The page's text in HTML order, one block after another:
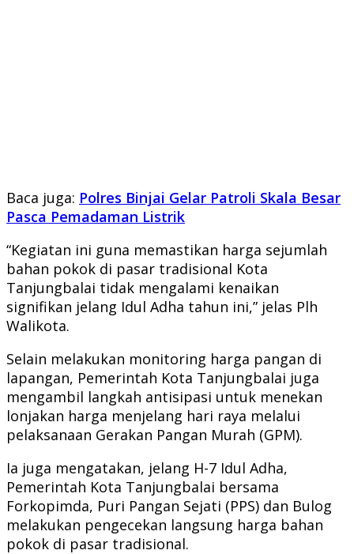
Baca juga: Polres Binjai Gelar Patroli Skala Besar
Pasca Pemadaman Listrik
“Kegiatan ini guna memastikan harga sejumlah
bahan pokok di pasar tradisional Kota
Tanjungbalai tidak mengalami kenaikan
signifikan jelang Idul Adha tahun ini,” jelas Plh
Walikota.
Selain melakukan monitoring harga pangan di
lapangan, Pemerintah Kota Tanjungbalai juga
mengambil langkah antisipasi untuk menekan
lonjakan harga menjelang hari raya melalui
pelaksanaan Gerakan Pangan Murah (GPM).
Ia juga mengatakan, jelang H-7 Idul Adha,
Pemerintah Kota Tanjungbalai bersama
Forkopimda, Puri Pangan Sejati (PPS) dan Bulog
melakukan pengecekan langsung harga bahan
pokok di pasar tradisional.